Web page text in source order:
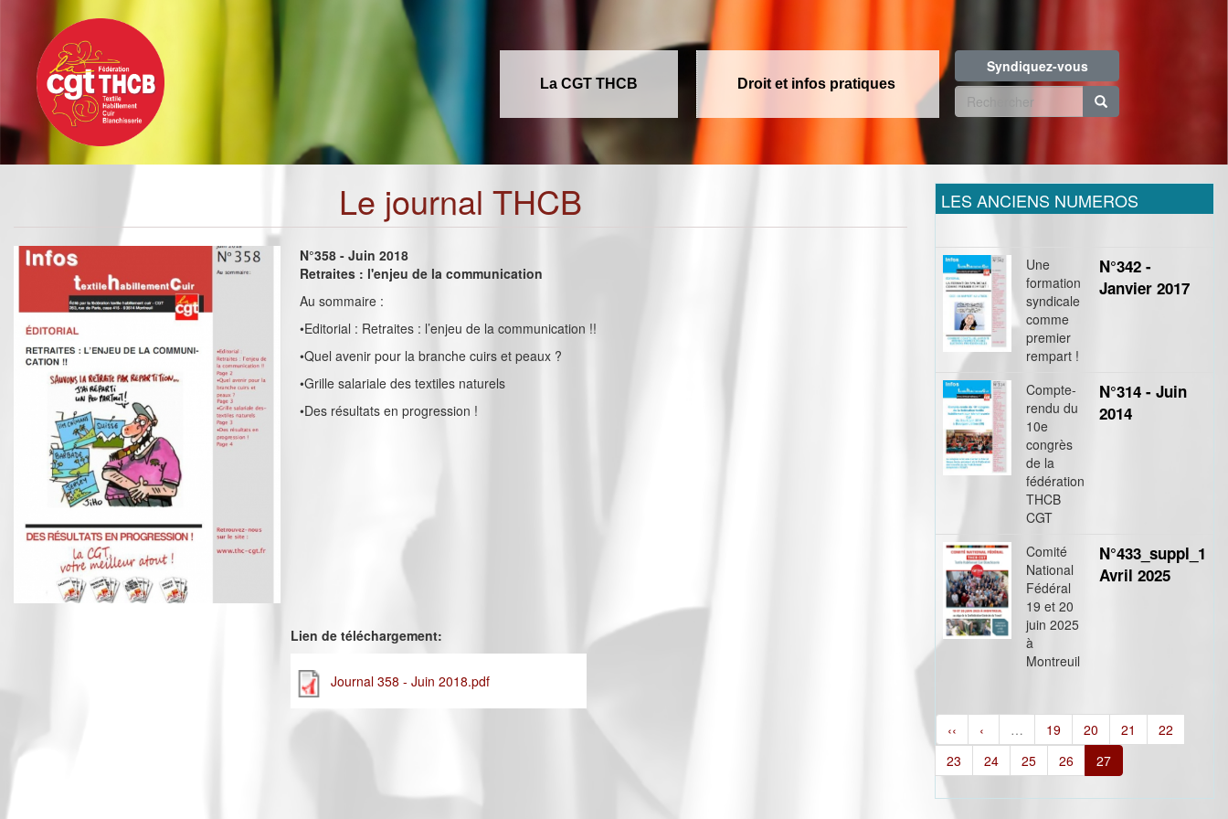
contenu
principal
La CGT THCB Droit et infos pratiques
Syndiquez-vous
Formulaire
recherche
Le journal THCB
N°358 - Juin 2018
Retraites : l'enjeu de la communication
Au sommaire :
•Editorial : Retraites : l’enjeu de la communication !!
•Quel avenir pour la branche cuirs et peaux ?
•Grille salariale des textiles naturels
•Des résultats en progression !
Lien de téléchargement:
Journal 358 - Juin 2018.pdf
LES ANCIENS NUMEROS
Une
formation
syndicale
comme
premier
rempart !
N°342 -
Janvier 2017
Compte-
rendu du
10e
congrès
de la
fédération
THCB
CGT
N°314 - Juin
2014
Comité
National
Fédéral
19 et 20
juin 2025
à
Montreuil
N°433_suppl_1
Avril 2025
‹‹ ‹ … 19 20 21
22
23
24 25 26 27